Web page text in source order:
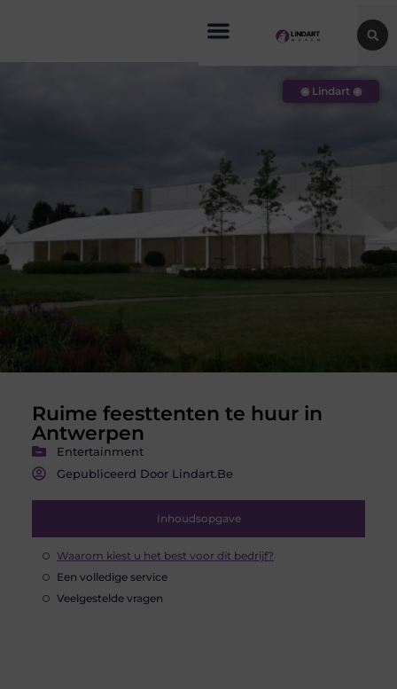
Ruime feesttenten te huur in
Antwerpen
Entertainment
Gepubliceerd Door Lindart.be
Inhoudsopgave
Waarom kiest u het best voor dit bedrijf?
Een volledige service
Veelgestelde vragen
◉ Lindart ◉